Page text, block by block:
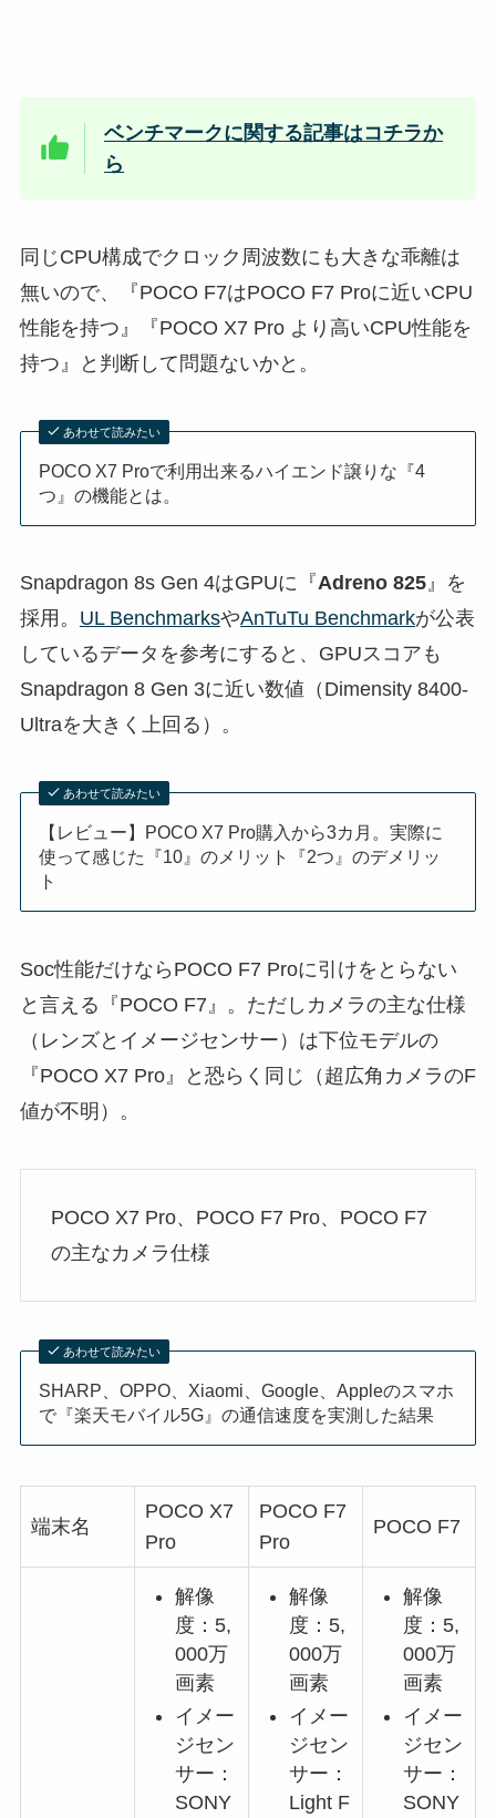
ベンチマークに関する記事はコチラか
ら
同じCPU構成でクロック周波数にも大きな乖離は
無いので、『POCO F7はPOCO F7 Proに近いCPU
性能を持つ』『POCO X7 Pro より高いCPU性能を
持つ』と判断して問題ないかと。
あわせて読みたい
POCO X7 Proで利用出来るハイエンド譲りな『4
つ』の機能とは。
Snapdragon 8s Gen 4はGPUに『Adreno 825』を
採用。 UL BenchmarksやAnTuTu Benchmarkが公表
しているデータを参考にすると、GPUスコアも
Snapdragon 8 Gen 3に近い数値（Dimensity 8400-
Ultraを大きく上回る）。
あわせて読みたい
【レビュー】POCO X7 Pro購入から3カ月。実際に
使って感じた『10』のメリット『2つ』のデメリッ
ト
Soc性能だけならPOCO F7 Proに引けをとらない
と言える『POCO F7』。ただしカメラの主な仕様
（レンズとイメージセンサー）は下位モデルの
『POCO X7 Pro』と恐らく同じ（超広角カメラのF
値が不明）。
POCO X7 Pro、POCO F7 Pro、POCO F7
の主なカメラ仕様
あわせて読みたい
SHARP、OPPO、Xiaomi、Google、Appleのスマホ
で『楽天モバイル5G』の通信速度を実測した結果
端末名
POCO X7
Pro
POCO F7
Pro
POCO F7
解像
度：5,
000万
画素
イメー
ジセン
サー：
SONY
解像
度：5,
000万
画素
イメー
ジセン
サー：
Light F
解像
度：5,
000万
画素
イメー
ジセン
サー：
SONY